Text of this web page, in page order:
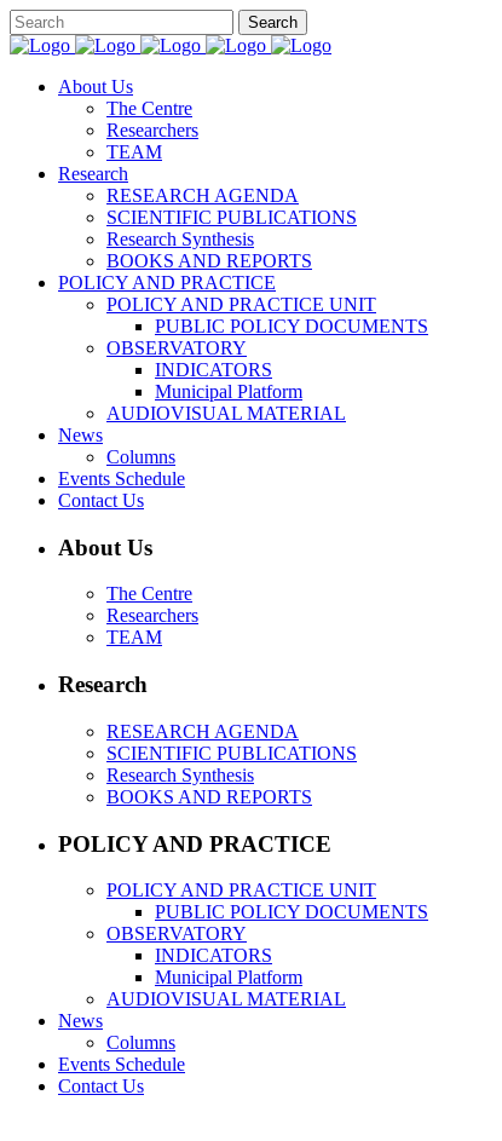
About Us
The Centre
Researchers
TEAM
Research
RESEARCH AGENDA
SCIENTIFIC PUBLICATIONS
Research Synthesis
BOOKS AND REPORTS
POLICY AND PRACTICE
POLICY AND PRACTICE UNIT
PUBLIC POLICY DOCUMENTS
OBSERVATORY
INDICATORS
Municipal Platform
AUDIOVISUAL MATERIAL
News
Columns
Events Schedule
Contact Us
About Us
The Centre
Researchers
TEAM
Research
RESEARCH AGENDA
SCIENTIFIC PUBLICATIONS
Research Synthesis
BOOKS AND REPORTS
POLICY AND PRACTICE
POLICY AND PRACTICE UNIT
PUBLIC POLICY DOCUMENTS
OBSERVATORY
INDICATORS
Municipal Platform
AUDIOVISUAL MATERIAL
News
Columns
Events Schedule
Contact Us